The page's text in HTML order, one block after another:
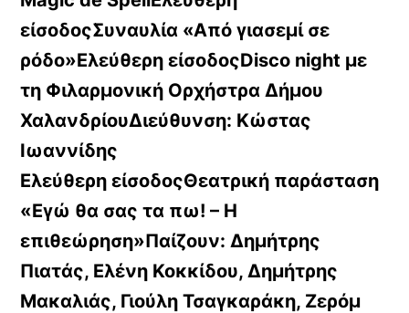
είσοδοςΣυναυλία «Από γιασεμί σε
ρόδο»Ελεύθερη είσοδοςDisco night με
τη Φιλαρμονική Ορχήστρα Δήμου
ΧαλανδρίουΔιεύθυνση: Κώστας
Ιωαννίδης
Ελεύθερη είσοδοςΘεατρική παράσταση
«Εγώ θα σας τα πω! – Η
επιθεώρηση»Παίζουν: Δημήτρης
Πιατάς, Ελένη Κοκκίδου, Δημήτρης
Μακαλιάς, Γιούλη Τσαγκαράκη, Ζερόμ